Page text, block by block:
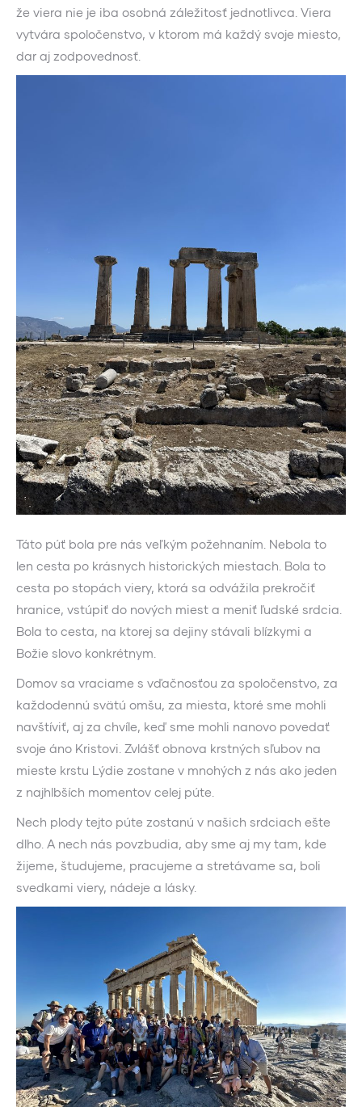
že viera nie je iba osobná záležitosť jednotlivca. Viera
vytvára spoločenstvo, v ktorom má každý svoje miesto,
dar aj zodpovednosť.
Táto púť bola pre nás veľkým požehnaním. Nebola to
len cesta po krásnych historických miestach. Bola to
cesta po stopách viery, ktorá sa odvážila prekročiť
hranice, vstúpiť do nových miest a meniť ľudské srdcia.
Bola to cesta, na ktorej sa dejiny stávali blízkymi a
Božie slovo konkrétnym.
Domov sa vraciame s vďačnosťou za spoločenstvo, za
každodennú svätú omšu, za miesta, ktoré sme mohli
navštíviť, aj za chvíle, keď sme mohli nanovo povedať
svoje áno Kristovi. Zvlášť obnova krstných sľubov na
mieste krstu Lýdie zostane v mnohých z nás ako jeden
z najhlbších momentov celej púte.
Nech plody tejto púte zostanú v našich srdciach ešte
dlho. A nech nás povzbudia, aby sme aj my tam, kde
žijeme, študujeme, pracujeme a stretávame sa, boli
svedkami viery, nádeje a lásky.